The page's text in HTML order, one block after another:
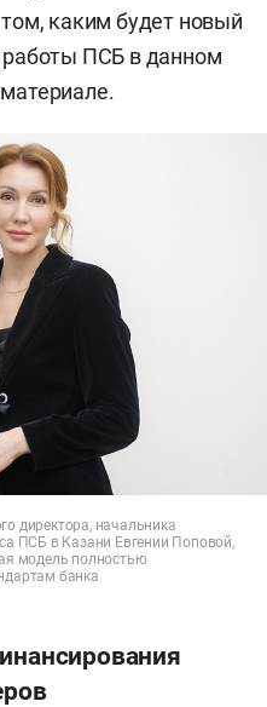
каким будет новый
работы ПСБ в данном
директора, начальника
ПСБ в Казани Евгении Поповой,
модель полностью
банка